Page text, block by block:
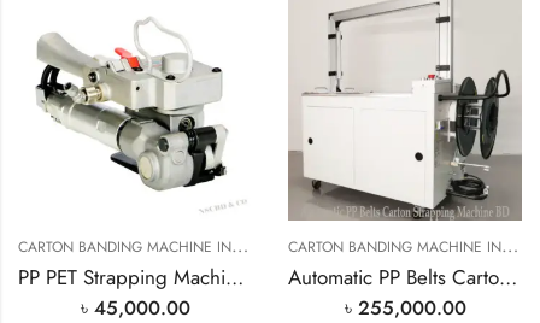
C
ARTON BANDING MACHINE IN BANGLADESH ,CARTON STAPLE BANDING
PP PET Strapping Machine In Bangladesh
৳ 45,000.00
C
ARTON BANDING MACHINE IN BANGLADESH
Automatic PP Belts Carton Strapping Machine BD
৳ 255,000.00